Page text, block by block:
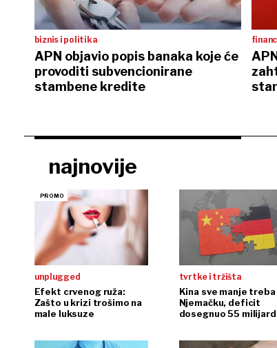
biznis i politika
APN objavio popis banaka koje će
provoditi subvencionirane
stambene kredite
najnovije
unplugged
Efekt crvenog ruža:
Zašto u krizi trošimo na
male luksuze
tvrtke i tržišta
Kina sve manje treba
Njemačku, deficit
dosegnuo 55